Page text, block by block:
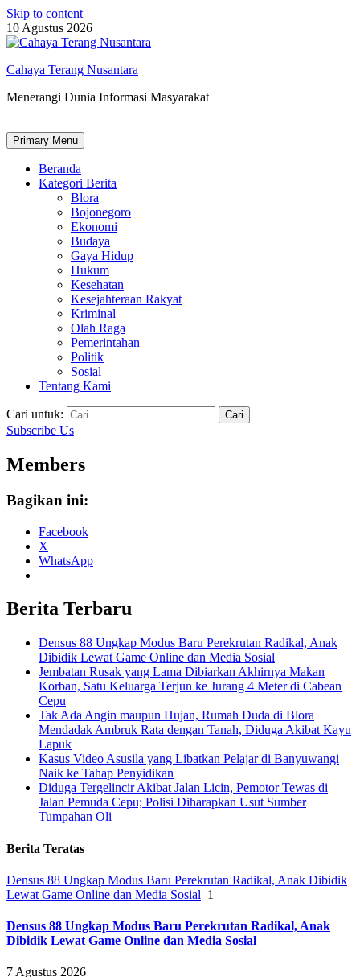
Skip to content
10 Agustus 2026
Cahaya Terang Nusantara
Menerangi Dunia Informasi Masyarakat
Primary Menu
Beranda
Kategori Berita
Blora
Bojonegoro
Ekonomi
Budaya
Gaya Hidup
Hukum
Kesehatan
Kesejahteraan Rakyat
Kriminal
Olah Raga
Pemerintahan
Politik
Sosial
Tentang Kami
Cari untuk:
Subscribe Us
Members
Bagikan ini:
Facebook
X
WhatsApp
Berita Terbaru
Densus 88 Ungkap Modus Baru Perekrutan Radikal, Anak
Dibidik Lewat Game Online dan Media Sosial
Jembatan Rusak yang Lama Dibiarkan Akhirnya Makan
Korban, Satu Keluarga Terjun ke Jurang 4 Meter di Cabean
Cepu
Tak Ada Angin maupun Hujan, Rumah Duda di Blora
Mendadak Ambruk Rata dengan Tanah, Diduga Akibat Kayu
Lapuk
Kasus Video Asusila yang Libatkan Pelajar di Banyuwangi
Naik ke Tahap Penyidikan
Diduga Tergelincir Akibat Jalan Licin, Pemotor Tewas di
Jalan Pemuda Cepu; Polisi Diharapkan Usut Sumber
Tumpahan Oli
Berita Teratas
Densus 88 Ungkap Modus Baru Perekrutan Radikal, Anak Dibidik
Lewat Game Online dan Media Sosial 1
Densus 88 Ungkap Modus Baru Perekrutan Radikal, Anak
Dibidik Lewat Game Online dan Media Sosial
7 Agustus 2026